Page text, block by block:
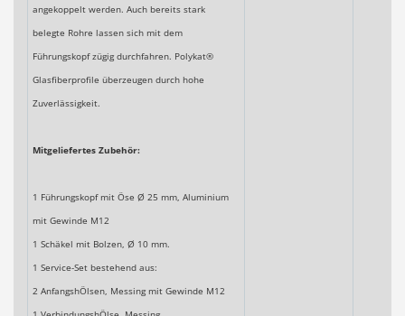
angekoppelt werden. Auch bereits stark
belegte Rohre lassen sich mit dem
Führungskopf zügig durchfahren. Polykat®
Glasfiberprofile überzeugen durch hohe
Zuverlässigkeit.
Mitgeliefertes Zubehör:
1 Führungskopf mit Öse Ø 25 mm, Aluminium
mit Gewinde M12
1 Schäkel mit Bolzen, Ø 10 mm.
1 Service-Set bestehend aus:
2 AnfangshÖlsen, Messing mit Gewinde M12